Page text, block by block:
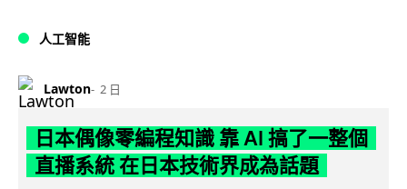
人工智能
Lawton 2 日
日本偶像零編程知識 靠 AI 搞了一整個
直播系統 在日本技術界成為話題